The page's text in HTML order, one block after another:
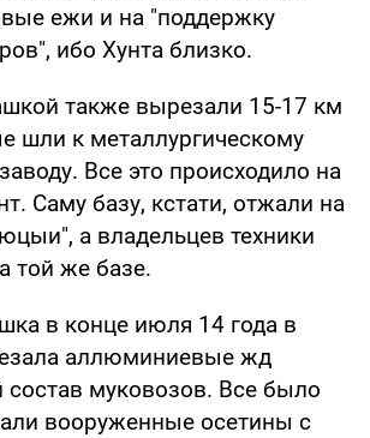
ежи и на "поддержку
ибо Хунта близко.
также вырезали 15-17 км
шли к металлургическому
Все это происходило на
Саму базу, кстати, отжали на
а владельцев техники
той же базе.
в конце июля 14 года в
аллюминиевые жд
муковозов. Все было
вооруженные осетины с